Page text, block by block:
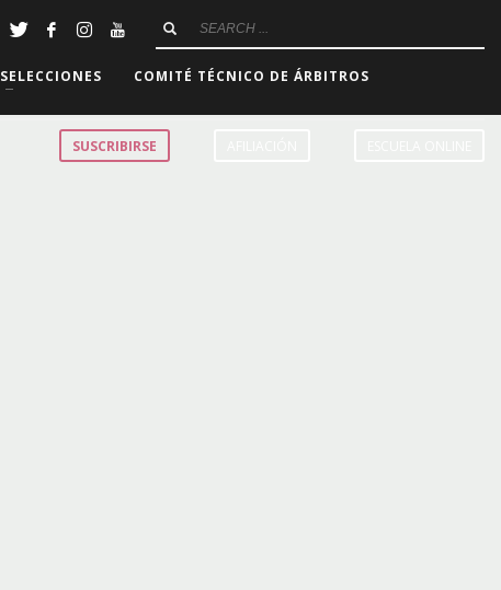
SELECCIONES
COMITÉ TÉCNICO DE ÁRBITROS
SUSCRIBIRSE